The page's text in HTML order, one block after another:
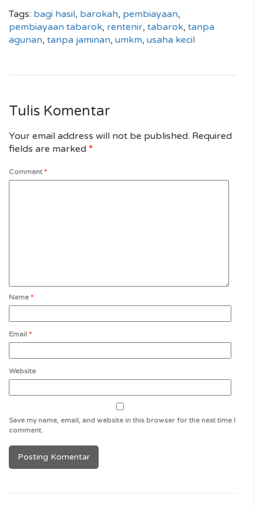
Tags: bagi hasil, barokah, pembiayaan,
pembiayaan tabarok, rentenir, tabarok, tanpa
agunan, tanpa jaminan, umkm, usaha kecil
Tulis Komentar
Your email address will not be published. Required
fields are marked *
Comment *
Name *
Email *
Website
Save my name, email, and website in this browser for the next time I
comment.